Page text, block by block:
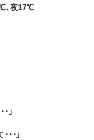
、夜17℃
」
・」